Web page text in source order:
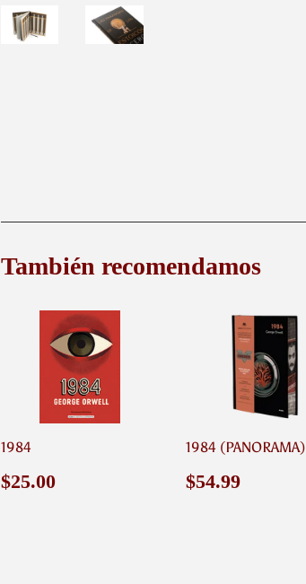
También recomendamos
1984
Precio
$25.00
1984 (PANORAMA)
Precio
$54.99